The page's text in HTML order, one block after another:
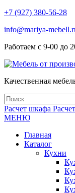
+7 (927) 380-56-28
info@mariya-
Работаем с 9-00 до
Качественная
Расчет шкафа
МЕНЮ
Главная
Каталог
Кухни